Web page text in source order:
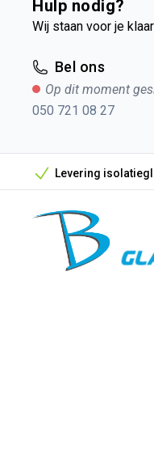
Hulp nodig?
Wij staan voor je
Bel ons
Op dit moment
050 721 08 27
Levering